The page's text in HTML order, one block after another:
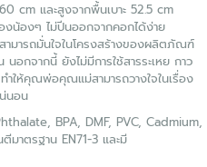
cm และสูงจากพื้นเบาะ 52.5 cm
งน้องๆ ไม่ปีนออกจากคอกได้ง่าย
ามารถมั่นใจในโครงสร้างของผลิตภัณฑ์
อกจากนี้ ยังไม่มีการใช้สารระเหย กาว
ให้คุณพ่อคุณแม่สามารถวางใจในเรื่อง
นอน
BPA, DMF, PVC, Cadmium,
มาตรฐาน EN71-3 และมี